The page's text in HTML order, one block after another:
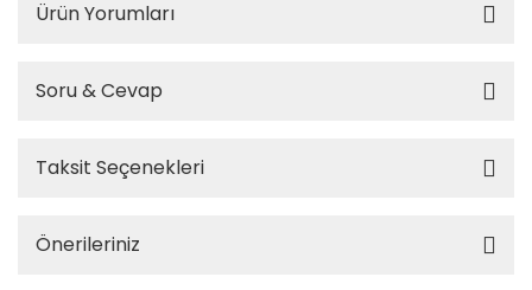
Ürün Yorumları
Soru & Cevap
Taksit Seçenekleri
Önerileriniz